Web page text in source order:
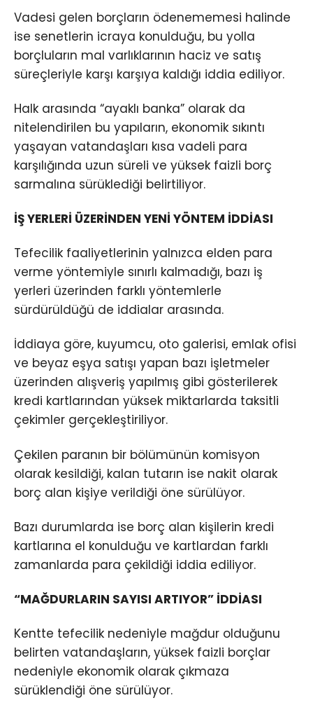
Vadesi gelen borçların ödenememesi halinde
ise senetlerin icraya konulduğu, bu yolla
borçluların mal varlıklarının haciz ve satış
süreçleriyle karşı karşıya kaldığı iddia ediliyor.
Halk arasında “ayaklı banka” olarak da
nitelendirilen bu yapıların, ekonomik sıkıntı
yaşayan vatandaşları kısa vadeli para
karşılığında uzun süreli ve yüksek faizli borç
sarmalına sürüklediği belirtiliyor.
İŞ YERLERİ ÜZERİNDEN YENİ YÖNTEM İDDİASI
Tefecilik faaliyetlerinin yalnızca elden para
verme yöntemiyle sınırlı kalmadığı, bazı iş
yerleri üzerinden farklı yöntemlerle
sürdürüldüğü de iddialar arasında.
İddiaya göre, kuyumcu, oto galerisi, emlak ofisi
ve beyaz eşya satışı yapan bazı işletmeler
üzerinden alışveriş yapılmış gibi gösterilerek
kredi kartlarından yüksek miktarlarda taksitli
çekimler gerçekleştiriliyor.
Çekilen paranın bir bölümünün komisyon
olarak kesildiği, kalan tutarın ise nakit olarak
borç alan kişiye verildiği öne sürülüyor.
Bazı durumlarda ise borç alan kişilerin kredi
kartlarına el konulduğu ve kartlardan farklı
zamanlarda para çekildiği iddia ediliyor.
“MAĞDURLARIN SAYISI ARTIYOR” İDDİASI
Kentte tefecilik nedeniyle mağdur olduğunu
belirten vatandaşların, yüksek faizli borçlar
nedeniyle ekonomik olarak çıkmaza
sürüklendiği öne sürülüyor.